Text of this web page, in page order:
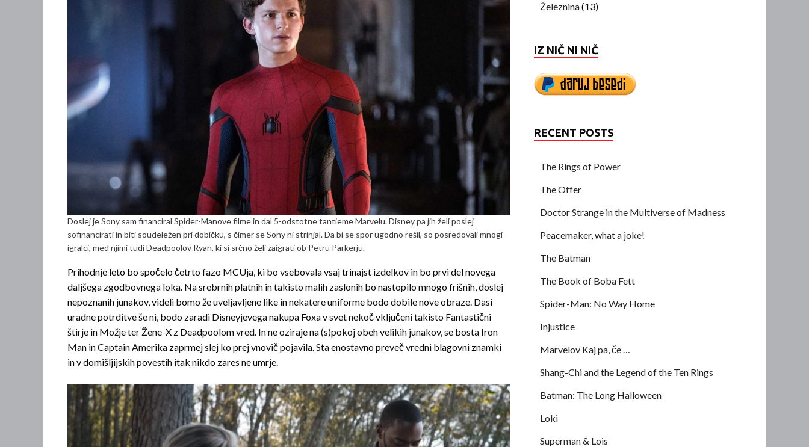
Doslej je Sony sam financiral Spider-Manove filme in dal 5-odstotne tantieme Marvelu. Disney pa jih želi poslej
sofinancirati in biti soudeležen pri dobičku, s čimer se Sony ni strinjal. Da bi se spor ugodno rešil, so posredovali mnogi
igralci, med njimi tudi Deadpoolov Ryan, ki si srčno želi zaigrati ob Petru Parkerju.
Prihodnje leto bo spočelo četrto fazo MCUja, ki bo vsebovala vsaj trinajst izdelkov in bo prvi del novega
daljšega zgodbovnega loka. Na srebrnih platnih in takisto malih zaslonih bo nastopilo mnogo frišnih, doslej
nepoznanih junakov, videli bomo že uveljavljene like in nekatere uniforme bodo dobile nove obraze. Dasi
uradne potrditve še ni, bodo zaradi Disneyjevega nakupa Foxa v svet nekoč vključeni takisto Fantastični
štirje in Možje ter Žene-X z Deadpoolom vred. In ne oziraje na (s)pokoj obeh velikih junakov, se bosta Iron
Man in Captain Amerika zaprmej slej ko prej vnovič pojavila. Sta enostavno preveč vredni blagovni znamki
in v domišljijskih povestih itak nikdo zares ne umrje.
Železnina(13)
IZ NIČ NI NIČ
RECENT POSTS
The Rings of Power
The Offer
Doctor Strange in the Multiverse of Madness
Peacemaker, what a joke!
The Batman
The Book of Boba Fett
Spider-Man: No Way Home
Injustice
Marvelov Kaj pa, če …
Shang-Chi and the Legend of the Ten Rings
Batman: The Long Halloween
Loki
Superman & Lois